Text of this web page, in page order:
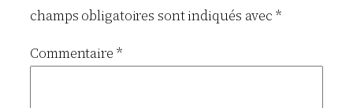
champs obligatoires sont indiqués avec*
Commentaire *